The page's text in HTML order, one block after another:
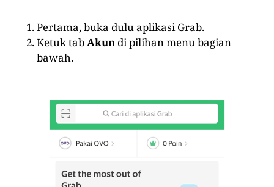
Pertama, buka dulu aplikasi Grab.
Ketuk tabAkun di pilihan menu bagian
bawah.